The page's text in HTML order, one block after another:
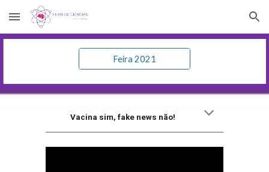
Skip to main content Skip to navigation
Feira 2021
Vacina sim, fake news não!